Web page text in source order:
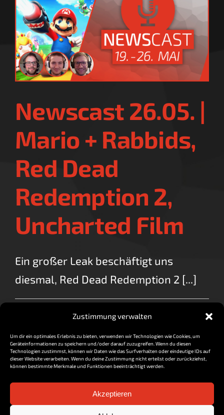
Zustimmung verwalten
Um dir ein optimales Erlebnis zu bieten, verwenden wir Technologien wie Cookies, um
Geräteinformationen zu speichern und/oder darauf zuzugreifen. Wenn du diesen
Technologien zustimmst, können wir Daten wie das Surfverhalten oder eindeutige IDs auf
dieser Website verarbeiten. Wenn du deine Zustimmung nicht erteilst oder zurückziehst,
können bestimmte Merkmale und Funktionen beeinträchtigt werden.
Akzeptieren
Newscast 26.05. |
Mario + Rabbids,
Red Dead
Redemption 2,
Uncharted Film
Ein großer Leak beschäftigt uns
diesmal, Red Dead Redemption 2 [...]
|
Mario
+
Red
Redemption